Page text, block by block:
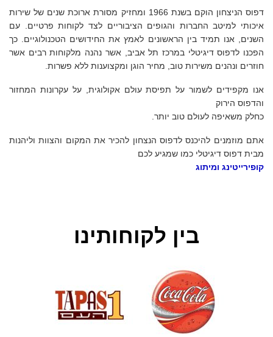
דפוס הניצחון הוקם בשנת 1966 ומחזיק מסורת ארוכת שנים של שירות
איכותי למיטב החברות והגופים הציבוריים לצד לקוחות פרטיים. עם
השנים, אנו תמיד בין הראשונים לאמץ את החידושים הטכנולוגיים. כך
הפכנו לדפוס דיגיטלי במרכז תל אביב, אשר נהנה מלקוחות רבים אשר
חוזרים ונהנים משירות טוב, מחיר הוגן ומקצוענות ללא פשרות.
אנו מקפידים לשמור על תפיסת עולם אקולוגית, על עקרונות המחזור
והדפוס הירוק
כחלק משאיפה לעולם טוב יותר.
אתם מוזמנים להיכנס לדפוס הנצחון להכיר את המקום והצוות וליהנות
מבית דפוס דיגיטלי כמו שמגיע לכם
קופירייטינג ומיתוג
בין לקוחותינו